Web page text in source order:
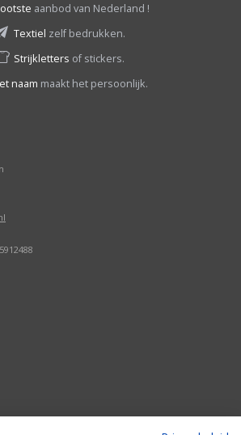
aanbod van Nederland !
Textiel zelf bedrukken.
Strijkletters of stickers.
naam maakt het persoonlijk.